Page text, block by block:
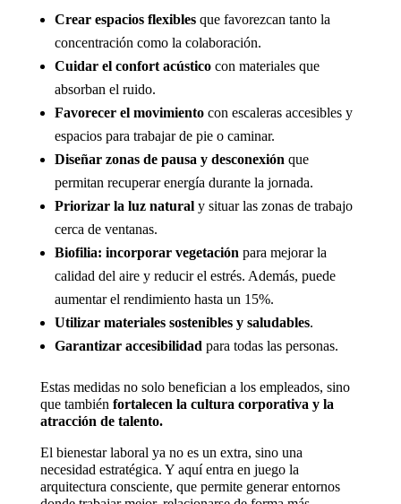
Crear espacios flexiblesque favorezcan tanto la
concentración como la colaboración.
Cuidar el confort acústicocon materiales que
absorban el ruido.
Favorecer el movimientocon escaleras accesibles y
espacios para trabajar de pie o caminar.
Diseñar zonas de pausa y desconexión que
permitan recuperar energía durante la jornada.
Priorizar la luz naturaly situar las zonas de trabajo
cerca de ventanas.
Biofilia: incorporar vegetación para mejorar la
calidad del aire y reducir el estrés. Además, puede
aumentar el rendimiento hasta un 15%.
Utilizar materiales sostenibles y saludables.
Garantizar accesibilidad para todas las personas.
Estas medidas no solo benefician a los empleados, sino
que también fortalecen la cultura corporativa y la
atracción de talento.
El bienestar laboral ya no es un extra, sino una
necesidad estratégica. Y aquí entra en juego la
arquitectura consciente, que permite generar entornos